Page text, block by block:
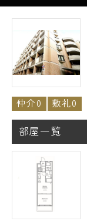
仲介0
敷礼0
部屋一覧